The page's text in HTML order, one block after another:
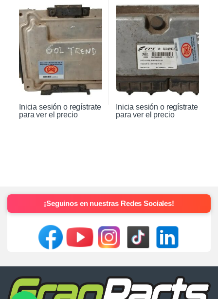
Inicia sesión o regístrate
para ver el precio
Inicia sesión o regístrate
para ver el precio
¡Seguinos en nuestras Redes Sociales!